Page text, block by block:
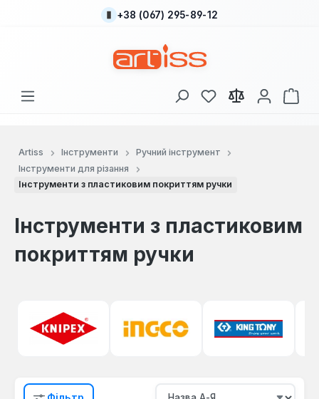
Перейти до основного вмісту
+38 (067) 295-89-12
У вас є 0 у списку
Artiss Інструменти
Ручний інструмент
Інструменти для різання
Інструменти з пластиковим покриттям ручки
Інструменти з пластиковим
покриттям ручки